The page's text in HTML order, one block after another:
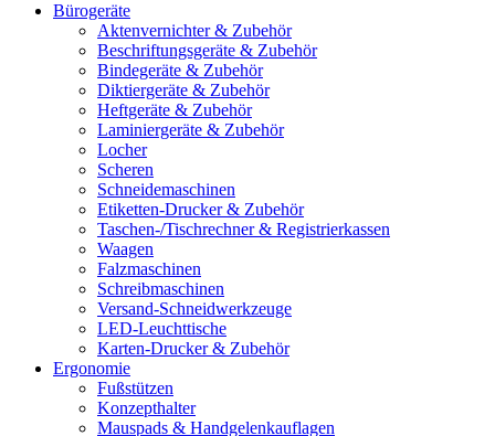
Bürogeräte
Aktenvernichter & Zubehör
Beschriftungsgeräte & Zubehör
Bindegeräte & Zubehör
Diktiergeräte & Zubehör
Heftgeräte & Zubehör
Laminiergeräte & Zubehör
Locher
Scheren
Schneidemaschinen
Etiketten-Drucker & Zubehör
Taschen-/Tischrechner & Registrierkassen
Waagen
Falzmaschinen
Schreibmaschinen
Versand-Schneidwerkzeuge
LED-Leuchttische
Karten-Drucker & Zubehör
Ergonomie
Fußstützen
Konzepthalter
Mauspads & Handgelenkauflagen